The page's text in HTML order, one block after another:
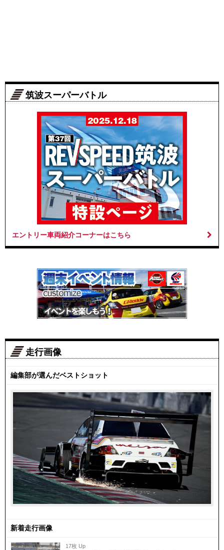
筑波スーパーバトル
エントリー車両紹介コーナーはこちら
走行画像
編集部が選んだベストショット
新着走行画像
17枚 Up